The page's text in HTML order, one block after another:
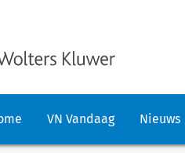
VN Vandaag Nieuws